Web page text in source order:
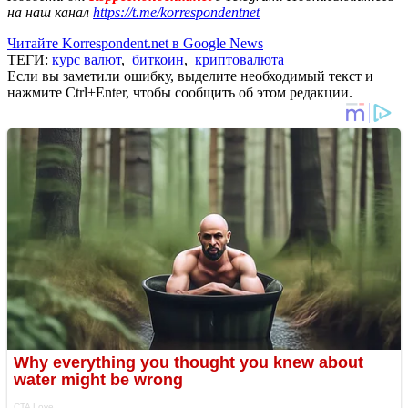
на наш канал https://t.me/korrespondentnet
Читайте Korrespondent.net в Google News
ТЕГИ: курс валют, биткоин, криптовалюта
Если вы заметили ошибку, выделите необходимый текст и
нажмите Ctrl+Enter, чтобы сообщить об этом редакции.